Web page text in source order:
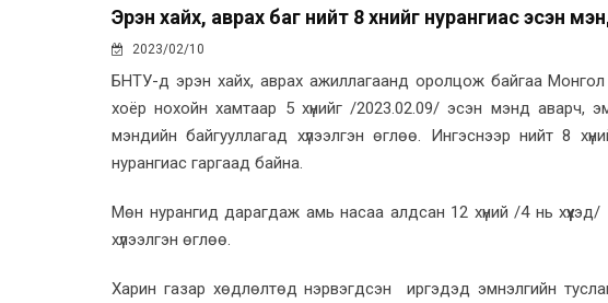
Эрэн хайх, аврах баг нийт 8 хүнийг нурангиас эсэн
2023/02/10
БНТУ-д эрэн хайх, аврах ажиллагаанд оролцож байгаа
хоёр нохойн хамтаар 5 хүнийг /2023.02.09/ эсэн мэнд аварч,
мэндийн байгууллагад хүлээлгэн өглөө. Ингэснээр нийт 8
нурангиас гаргаад байна.
Мөн нурангид дарагдаж амь насаа алдсан 12 хүний /4 нь
хүлээлгэн өглөө.
Харин газар хөдлөлтөд нэрвэгдсэн иргэдэд эмнэлгийн